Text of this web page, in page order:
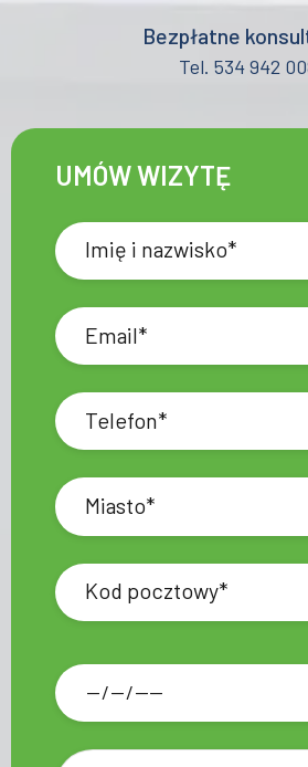
Bezpłatne
Tel. 534 942
UMÓW WIZYTĘ